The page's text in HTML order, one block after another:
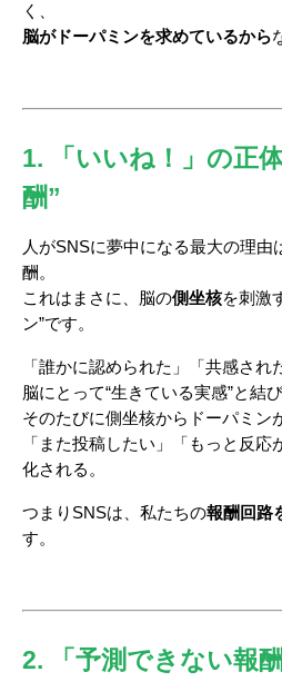
く、
脳がドーパミンを求めているから
1. 「いいね！」の正
酬”
人がSNSに夢中になる最大の理由
酬。
これはまさに、脳の側坐核を刺激
ン”です。
「誰かに認められた」「共感され
脳にとって“生きている実感”と結
そのたびに側坐核からドーパミン
「また投稿したい」「もっと反
化される。
つまりSNSは、私たちの報酬回路
す。
2. 「予測できない報